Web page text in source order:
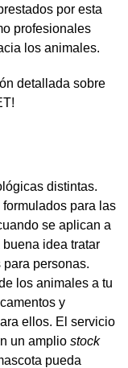
por esta
profesionales
los animales.
detallada sobre
distintas.
para las
se aplican a
idea tratar
personas.
los animales a tu
y
ellos. El servicio
un amplio stock
pueda